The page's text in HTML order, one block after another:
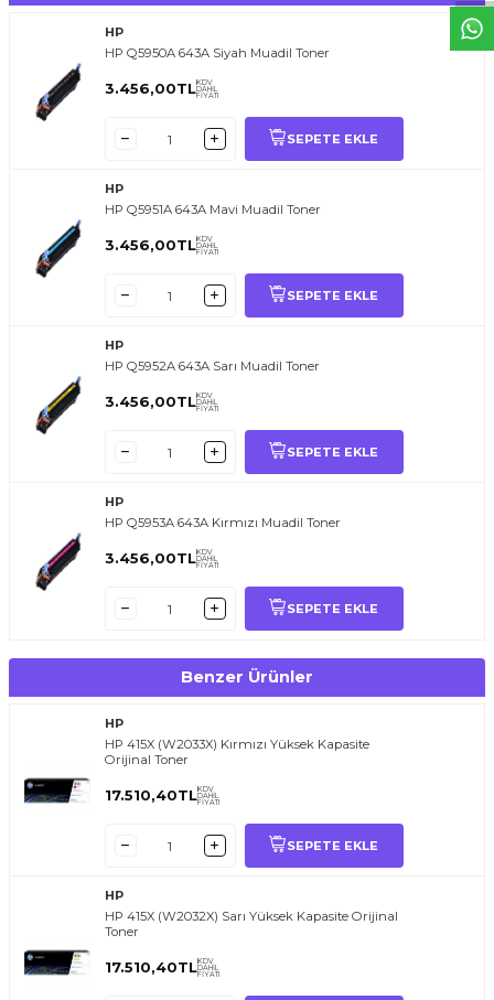
HP
HP Q5950A 643A Siyah Muadil Toner
3.456,00TLKDV
DAHİL
FİYATI
SEPETE EKLE
HP
HP Q5951A 643A Mavi Muadil Toner
3.456,00TLKDV
DAHİL
FİYATI
SEPETE EKLE
HP
HP Q5952A 643A Sarı Muadil Toner
3.456,00TLKDV
DAHİL
FİYATI
SEPETE EKLE
HP
HP Q5953A 643A Kırmızı Muadil Toner
3.456,00TLKDV
DAHİL
FİYATI
SEPETE EKLE
Benzer Ürünler
HP
HP 415X (W2033X) Kırmızı Yüksek Kapasite
Orijinal Toner
17.510,40TLKDV
DAHİL
FİYATI
SEPETE EKLE
HP
HP 415X (W2032X) Sarı Yüksek Kapasite Orijinal
Toner
17.510,40TLKDV
DAHİL
FİYATI